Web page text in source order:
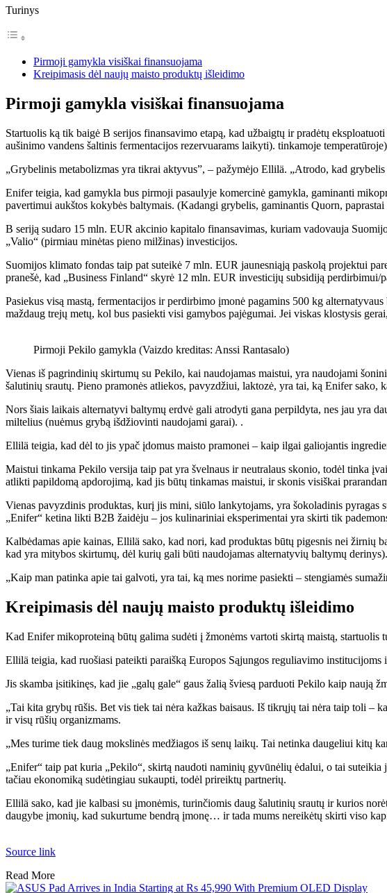
Turinys
Pirmoji gamykla visiškai finansuojama
Kreipimasis dėl naujų maisto produktų išleidimo
Pirmoji gamykla visiškai finansuojama
Startuolis ką tik baigė B serijos finansavimo etapą, kad užbaigtų ir pradėtų
aušinimo vandens šaltinis fermentacijos rezervuarams laikyti). tinkamoje
„Grybelinis metabolizmas yra tikrai aktyvus”, – pažymėjo Ellilä. „Atrodo, kad
Enifer teigia, kad gamykla bus pirmoji pasaulyje komercinė gamykla, gaminanti
pavertimui aukštos kokybės baltymais. (Kadangi grybelis, gaminantis Quorn,
B seriją sudaro 15 mln. EUR akcinio kapitalo finansavimas, kuriam vadovauja
„Valio“ (pirmiau minėtas pieno milžinas) investicijos.
Suomijos klimato fondas taip pat suteikė 7 mln. EUR jaunesniąją paskolą projektui
pranešė, kad „Business Finland“ skyrė 12 mln. EUR investicijų subsidiją
Pasiekus visą mastą, fermentacijos ir perdirbimo įmonė pagamins 500 kg
maždaug trejų metų, kol bus pasiekti visi gamybos pajėgumai. Jei viskas klostysis
Pirmoji Pekilo gamykla (Vaizdo kreditas: Anssi Rantasalo)
Vienas iš pagrindinių skirtumų su Pekilo, kai naudojamas maistui, yra naudojami
šalutinių srautų. Pieno pramonės atliekos, pavyzdžiui, laktozė, yra tai, ką Enifer
Nors šiais laikais alternatyvi baltymų erdvė gali atrodyti gana perpildyta, nes jau yra
miltelius (nuėmus grybą išdžiovinti naudojami garai). .
Ellilä teigia, kad dėl to jis ypač įdomus maisto pramonei – kaip ilgai galiojantis
Maistui tinkama Pekilo versija taip pat yra švelnaus ir neutralaus skonio, todėl tinka
atlikti papildomą apdorojimą, kad jis būtų tinkamas maistui, ir skonis visiškai
Vienas pavyzdinis produktas, kurį jis mini, siūlo lankytojams, yra šokoladinis
„Enifer“ ketina likti B2B žaidėju – jos kulinariniai eksperimentai yra skirti tik
Kalbėdamas apie kainas, Ellilä sako, kad nori, kad produktas būtų pigesnis nei
kad yra mitybos skirtumų, dėl kurių gali būti naudojamas alternatyvių baltymų
„Kaip man patinka apie tai galvoti, yra tai, ką mes norime pasiekti – stengiamės
Kreipimasis dėl naujų maisto produktų išleidimo
Kad Enifer mikoproteiną būtų galima sudėti į žmonėms vartoti skirtą maistą,
Ellilä teigia, kad ruošiasi pateikti paraišką Europos Sąjungos reguliavimo
Jis skamba įsitikinęs, kad jie „galų gale“ gaus žalią šviesą parduoti Pekilo kaip
„Tai kita grybų rūšis. Bet vis tiek tai nėra kažkas baisaus. Iš tikrųjų tai nėra taip toli –
ir visų rūšių organizmams.
„Mes turime tiek daug mokslinės medžiagos iš senų laikų. Tai netinka daugeliui kitų
„Enifer“ taip pat kuria „Pekilo“, skirtą naudoti naminių gyvūnėlių ėdalui, o tai
tačiau ekonomiką sudėtingiau sukaupti, todėl prireiktų partnerių.
Ellilä sako, kad jie kalbasi su įmonėmis, turinčiomis daug šalutinių srautų ir kurios
daugybe įmonių, kad sukurtume bendrą įmonę… ir tada mums nereikėtų skirti viso
Source link
Read More